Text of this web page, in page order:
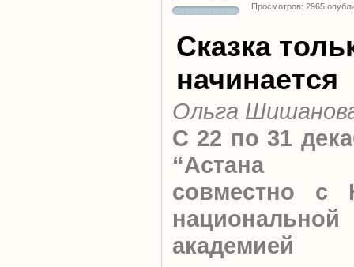
Просмотров: 2965
Сказка
начинается
Ольга
С 22 по 31
“Астана
совместно с
национальной
академией